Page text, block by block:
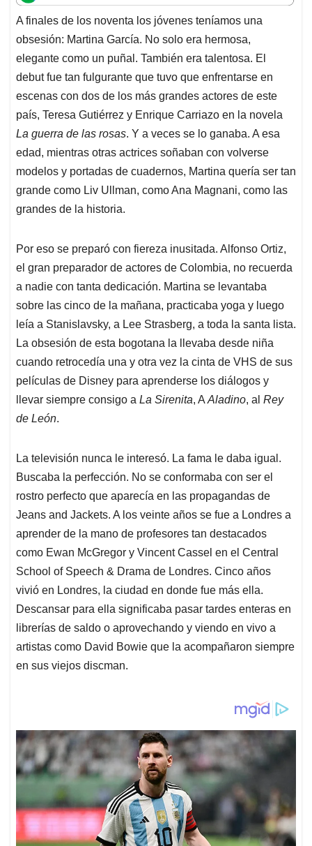
t
s
A
p
p
e
b
o
o
k
k
e
d
I
n
i
l
e
a
d
s
A finales de los noventa los jóvenes teníamos una
obsesión: Martina García. No solo era hermosa,
elegante como un puñal. También era talentosa. El
debut fue tan fulgurante que tuvo que enfrentarse en
escenas con dos de los más grandes actores de este
país, Teresa Gutiérrez y Enrique Carriazo en la novela
La guerra de las rosas. Y a veces se lo ganaba. A esa
edad, mientras otras actrices soñaban con volverse
modelos y portadas de cuadernos, Martina quería ser tan
grande como Liv Ullman, como Ana Magnani, como las
grandes de la historia.
Por eso se preparó con fiereza inusitada. Alfonso Ortiz,
el gran preparador de actores de Colombia, no recuerda
a nadie con tanta dedicación. Martina se levantaba
sobre las cinco de la mañana, practicaba yoga y luego
leía a Stanislavsky, a Lee Strasberg, a toda la santa lista.
La obsesión de esta bogotana la llevaba desde niña
cuando retrocedía una y otra vez la cinta de VHS de sus
películas de Disney para aprenderse los diálogos y
llevar siempre consigo a La Sirenita, A Aladino, al Rey
de León.
La televisión nunca le interesó. La fama le daba igual.
Buscaba la perfección. No se conformaba con ser el
rostro perfecto que aparecía en las propagandas de
Jeans and Jackets. A los veinte años se fue a Londres a
aprender de la mano de profesores tan destacados
como Ewan McGregor y Vincent Cassel en el Central
School of Speech & Drama de Londres. Cinco años
vivió en Londres, la ciudad en donde fue más ella.
Descansar para ella significaba pasar tardes enteras en
librerías de saldo o aprovechando y viendo en vivo a
artistas como David Bowie que la acompañaron siempre
en sus viejos discman.